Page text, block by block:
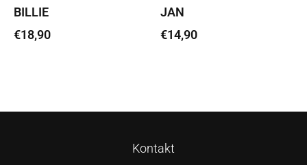
BILLIE
€18,90
JAN
€14,90
Kontakt